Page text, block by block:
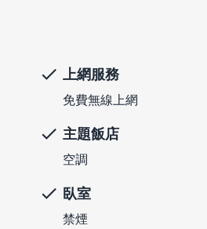
上網服務
免費無線上網
主題飯店
空調
臥室
禁煙